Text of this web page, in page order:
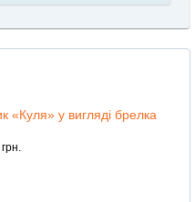
«Куля» у вигляді брелка